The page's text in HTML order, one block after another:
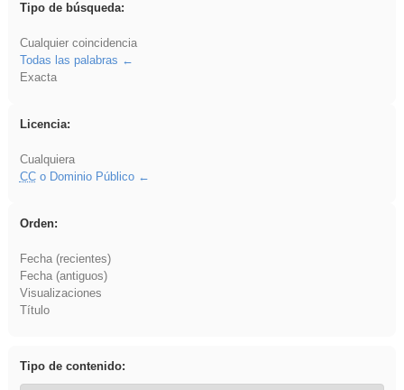
Tipo de búsqueda:
Cualquier coincidencia
Todas las palabras
Exacta
Licencia:
Cualquiera
CCo Dominio Público
Orden:
Fecha (recientes)
Fecha (antiguos)
Visualizaciones
Título
Tipo de contenido: